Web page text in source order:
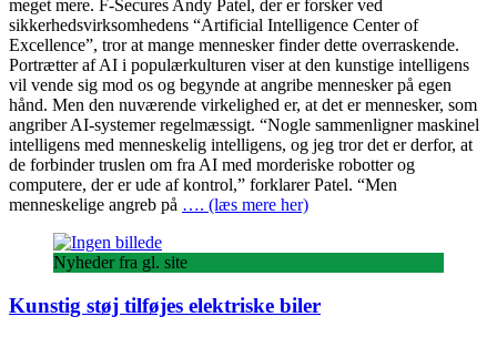
meget mere. F-Secures Andy Patel, der er forsker ved
sikkerhedsvirksomhedens “Artificial Intelligence Center of
Excellence”, tror at mange mennesker finder dette overraskende.
Portrætter af AI i populærkulturen viser at den kunstige intelligens
vil vende sig mod os og begynde at angribe mennesker på egen
hånd. Men den nuværende virkelighed er, at det er mennesker, som
angriber AI-systemer regelmæssigt. “Nogle sammenligner maskinel
intelligens med menneskelig intelligens, og jeg tror det er derfor, at
de forbinder truslen om fra AI med morderiske robotter og
computere, der er ude af kontrol,” forklarer Patel. “Men
menneskelige angreb på …. (læs mere her)
Nyheder fra gl. site
Kunstig støj tilføjes elektriske biler